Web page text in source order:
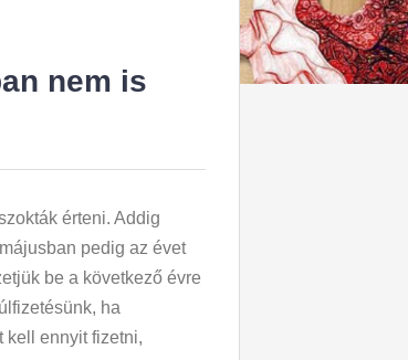
nem is
érteni. Addig
pedig az évet
be a következő évre
ha
kell ennyit fizetni,